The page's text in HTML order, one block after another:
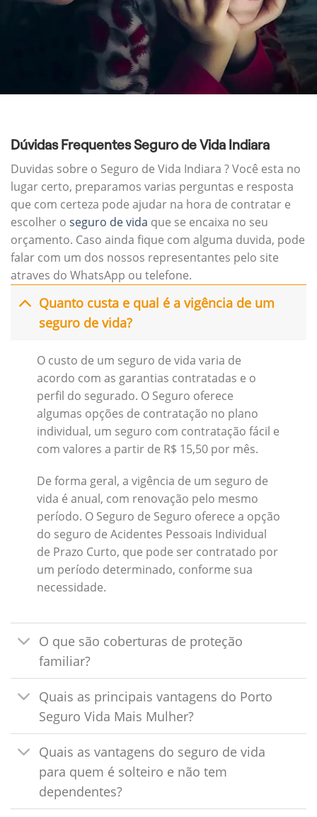
Dúvidas Frequentes Seguro de Vida Indiara
Duvidas sobre o Seguro de Vida Indiara ? Você esta no
lugar certo, preparamos varias perguntas e resposta
que com certeza pode ajudar na hora de contratar e
escolher o seguro de vida que se encaixa no seu
orçamento. Caso ainda fique com alguma duvida, pode
falar com um dos nossos representantes pelo site
atraves do WhatsApp ou telefone.
Quanto custa e qual é a vigência de um
seguro de vida?
O custo de um seguro de vida varia de
acordo com as garantias contratadas e o
perfil do segurado. O Seguro oferece
algumas opções de contratação no plano
individual, um seguro com contratação fácil e
com valores a partir de R$ 15,50 por mês.
De forma geral, a vigência de um seguro de
vida é anual, com renovação pelo mesmo
período. O Seguro de Seguro oferece a opção
do seguro de Acidentes Pessoais Individual
de Prazo Curto, que pode ser contratado por
um período determinado, conforme sua
necessidade.
O que são coberturas de proteção
familiar?
Quais as principais vantagens do Porto
Seguro Vida Mais Mulher?
Quais as vantagens do seguro de vida
para quem é solteiro e não tem
dependentes?